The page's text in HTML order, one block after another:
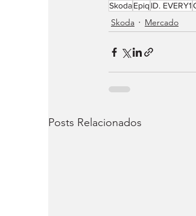
SkodaEpiq ID. EVERY1
Skoda Mercado
Posts Relacionados